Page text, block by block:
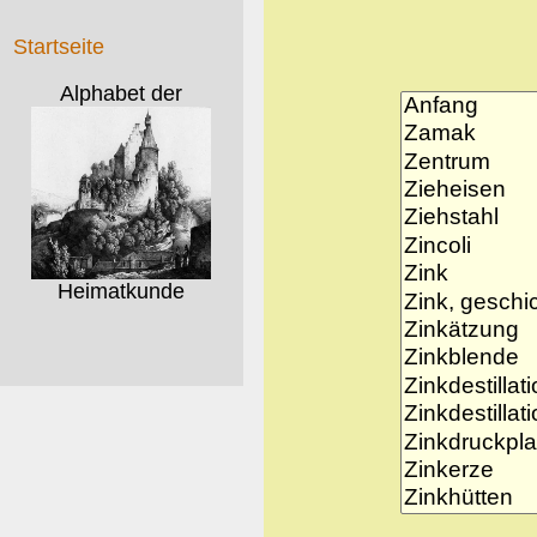
Startseite
Alphabet der
Heimatkunde